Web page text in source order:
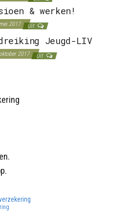
& werken!
2017 Uit
Jeugd-LIV
2017 Uit